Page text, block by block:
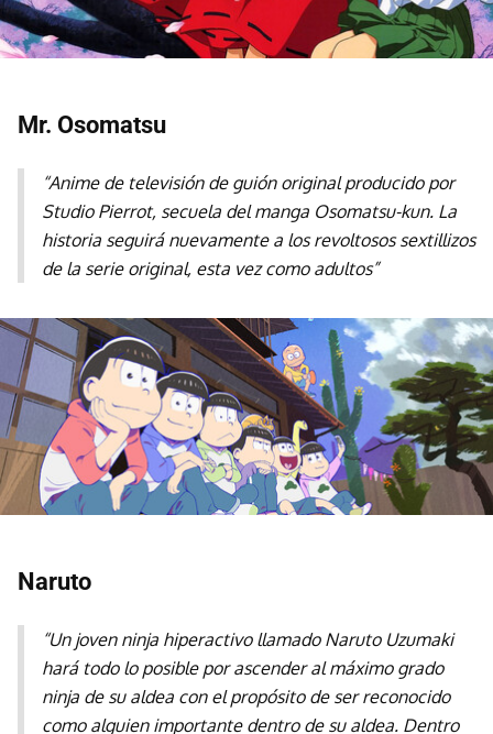
Mr. Osomatsu
“Anime de televisión de guión original producido por
Studio Pierrot, secuela del manga Osomatsu-kun. La
historia seguirá nuevamente a los revoltosos sextillizos
de la serie original, esta vez como adultos”
Naruto
“Un joven ninja hiperactivo llamado Naruto Uzumaki
hará todo lo posible por ascender al máximo grado
ninja de su aldea con el propósito de ser reconocido
como alguien importante dentro de su aldea. Dentro